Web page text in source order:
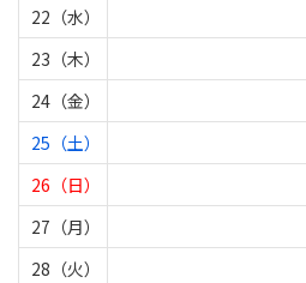
22（水）
23（木）
24（金）
25（土）
26（日）
27（月）
28（火）